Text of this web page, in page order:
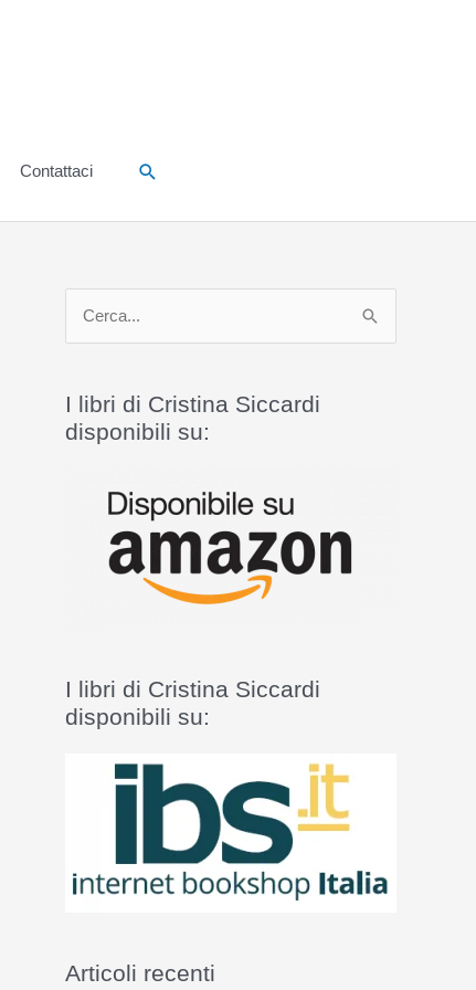
Contattaci Cerca
c
a
I libri di Cristina Siccardi
disponibili su:
I libri di Cristina Siccardi
disponibili su:
Articoli recenti